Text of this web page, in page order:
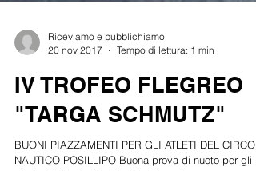
Riceviamo e pubblichiamo
20 nov 2017
Tempo di lettura: 1 min
IV TROFEO FLEGREO